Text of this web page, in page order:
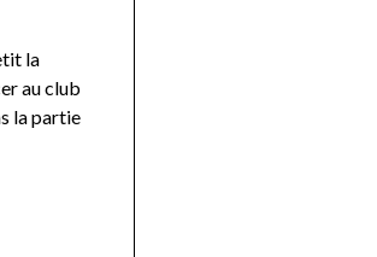
la
au club
la partie